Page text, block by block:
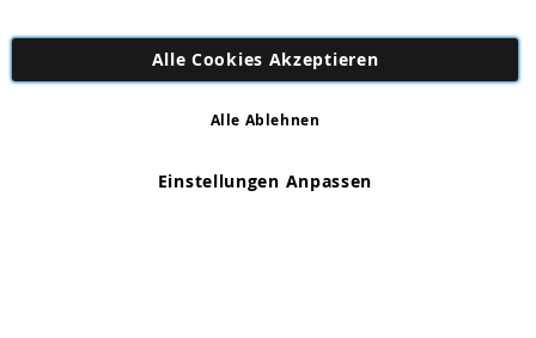
Firmennummer: 863029607
Alle Cookies Akzeptieren
Einstellungen Anpassen
Alle Ablehnen